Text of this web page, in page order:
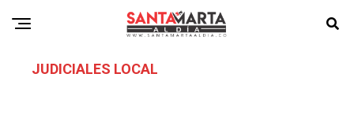
JUDICIALES LOCAL